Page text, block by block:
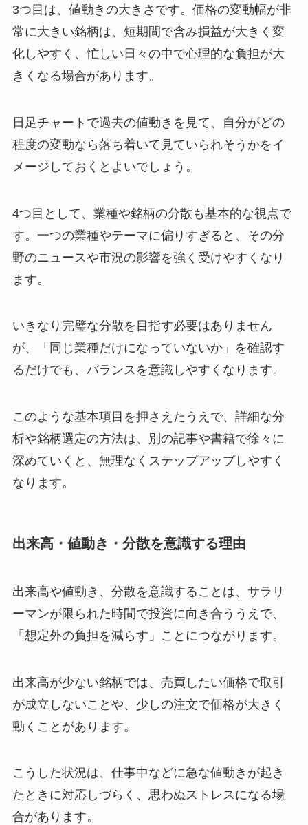
3つ目は、値動きの大きさです。価格の変動幅が非
常に大きい銘柄は、短期間で含み損益が大きく変
化しやすく、忙しい日々の中で心理的な負担が大
きくなる場合があります。
日足チャートで過去の値動きを見て、自分がどの
程度の変動なら落ち着いて見ていられそうかをイ
メージしておくとよいでしょう。
4つ目として、業種や銘柄の分散も基本的な視点で
す。一つの業種やテーマに偏りすぎると、その分
野のニュースや市況の影響を強く受けやすくなり
ます。
いきなり完璧な分散を目指す必要はありません
が、「同じ業種だけになっていないか」を確認す
るだけでも、バランスを意識しやすくなります。
このような基本項目を押さえたうえで、詳細な分
析や銘柄選定の方法は、別の記事や書籍で徐々に
深めていくと、無理なくステップアップしやすく
なります。
出来高・値動き・分散を意識する理由
出来高や値動き、分散を意識することは、サラリ
ーマンが限られた時間で投資に向き合ううえで、
「想定外の負担を減らす」ことにつながります。
出来高が少ない銘柄では、売買したい価格で取引
が成立しないことや、少しの注文で価格が大きく
動くことがあります。
こうした状況は、仕事中などに急な値動きが起き
たときに対応しづらく、思わぬストレスになる場
合があります。